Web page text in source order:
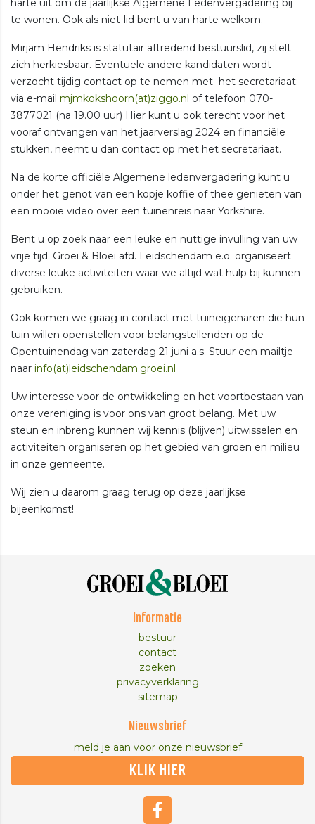
harte uit om de jaarlijkse Algemene Ledenvergadering bij
te wonen. Ook als niet-lid bent u van harte welkom.
Mirjam Hendriks is statutair aftredend bestuurslid, zij stelt
zich herkiesbaar. Eventuele andere kandidaten wordt
verzocht tijdig contact op te nemen met het secretariaat:
via e-mail mjmkokshoorn(at)ziggo.nl of telefoon 070-
3877021 (na 19.00 uur) Hier kunt u ook terecht voor het
vooraf ontvangen van het jaarverslag 2024 en financiële
stukken, neemt u dan contact op met het secretariaat.
Na de korte officiële Algemene ledenvergadering kunt u
onder het genot van een kopje koffie of thee genieten van
een mooie video over een tuinenreis naar Yorkshire.
Bent u op zoek naar een leuke en nuttige invulling van uw
vrije tijd. Groei & Bloei afd. Leidschendam e.o. organiseert
diverse leuke activiteiten waar we altijd wat hulp bij kunnen
gebruiken.
Ook komen we graag in contact met tuineigenaren die hun
tuin willen openstellen voor belangstellenden op de
Opentuinendag van zaterdag 21 juni a.s. Stuur een mailtje
naar info(at)leidschendam.groei.nl
Uw interesse voor de ontwikkeling en het voortbestaan van
onze vereniging is voor ons van groot belang. Met uw
steun en inbreng kunnen wij kennis (blijven) uitwisselen en
activiteiten organiseren op het gebied van groen en milieu
in onze gemeente.
Wij zien u daarom graag terug op deze jaarlijkse
bijeenkomst!
Informatie
bestuur
contact
zoeken
privacyverklaring
sitemap
Nieuwsbrief
meld je aan voor onze nieuwsbrief
KLIK HIER